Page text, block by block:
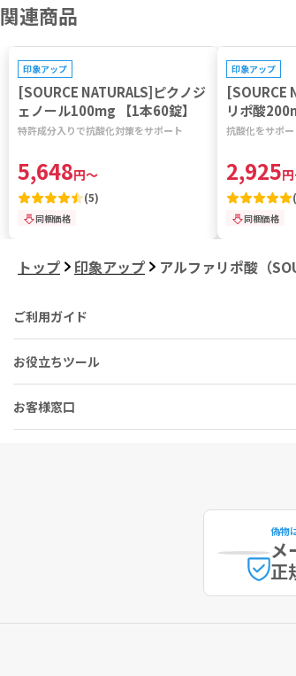
関連商品
印象アップ
[SOURCE NATURALS]ピクノジ
ェノール100mg 【1本60錠】
特許成分入りで抗酸化対策をサポート
5,648円～
(5)
同梱価格
印象アップ
[SOURCE
リポ酸
抗酸化をサポ
2,925円
(
同梱価格
トップ 印象アップ アルファリポ酸（
ご利用ガイド
お役立ちツール
お客様窓口
偽物
メ
正